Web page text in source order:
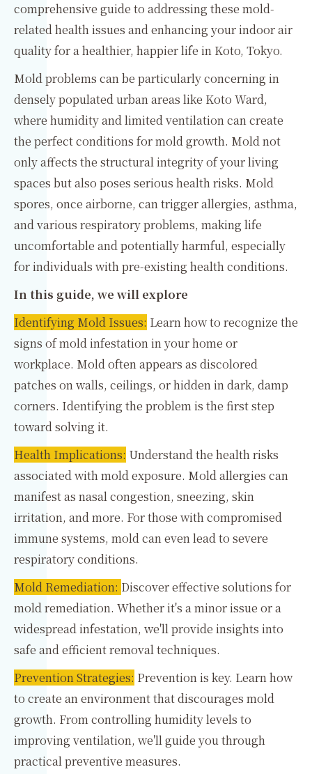
comprehensive guide to addressing these mold-
related health issues and enhancing your indoor air
quality for a healthier, happier life in Koto, Tokyo.
Mold problems can be particularly concerning in
densely populated urban areas like Koto Ward,
where humidity and limited ventilation can create
the perfect conditions for mold growth. Mold not
only affects the structural integrity of your living
spaces but also poses serious health risks. Mold
spores, once airborne, can trigger allergies, asthma,
and various respiratory problems, making life
uncomfortable and potentially harmful, especially
for individuals with pre-existing health conditions.
In this guide, we will explore
Identifying Mold Issues: Learn how to recognize the
signs of mold infestation in your home or
workplace. Mold often appears as discolored
patches on walls, ceilings, or hidden in dark, damp
corners. Identifying the problem is the first step
toward solving it.
Health Implications: Understand the health risks
associated with mold exposure. Mold allergies can
manifest as nasal congestion, sneezing, skin
irritation, and more. For those with compromised
immune systems, mold can even lead to severe
respiratory conditions.
Mold Remediation: Discover effective solutions for
mold remediation. Whether it's a minor issue or a
widespread infestation, we'll provide insights into
safe and efficient removal techniques.
Prevention Strategies: Prevention is key. Learn how
to create an environment that discourages mold
growth. From controlling humidity levels to
improving ventilation, we'll guide you through
practical preventive measures.